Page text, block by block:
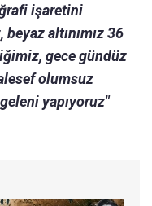
işaretini
altınımız 36
gece gündüz
olumsuz
yapıyoruz"